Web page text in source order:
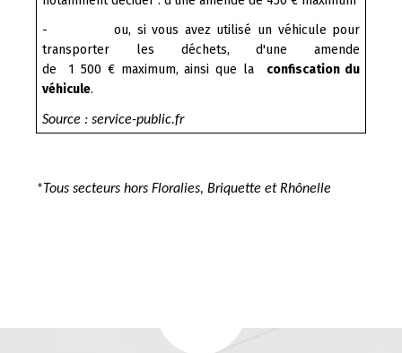
-
ou, si vous avez utilisé un véhicule pour
transporter les déchets, d'une amende
de 1 500 € maximum, ainsi que la confiscation du
véhicule.
Source : service-public.fr
*Tous secteurs hors Floralies, Briquette et Rhônelle